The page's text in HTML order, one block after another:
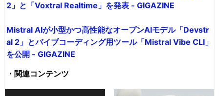
2」と「Voxtral Realtime」を発表 - GIGAZINE
Mistral AIが小型かつ高性能なオープンAIモデル「Devstr
al 2」とバイブコーディング用ツール「Mistral Vibe CLI」
を公開 - GIGAZINE
・関連コンテンツ